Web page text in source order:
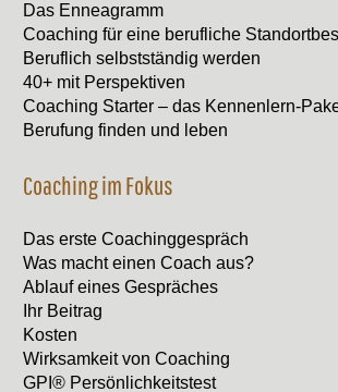
Das Enneagramm
Coaching für eine berufliche
Beruflich selbstständig werden
40+ mit Perspektiven
Coaching Starter – das Kennenlern-
Berufung finden und leben
Coaching im Fokus
Das erste Coachinggespräch
Was macht einen Coach aus?
Ablauf eines Gespräches
Ihr Beitrag
Kosten
Wirksamkeit von Coaching
GPI® Persönlichkeitstest